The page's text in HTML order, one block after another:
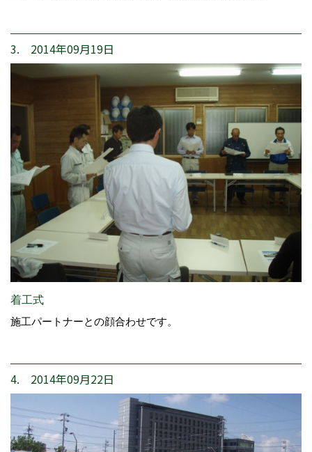
3. 2014年09月19日
着工式
施工パートナーとの顔合わせです。
4. 2014年09月22日